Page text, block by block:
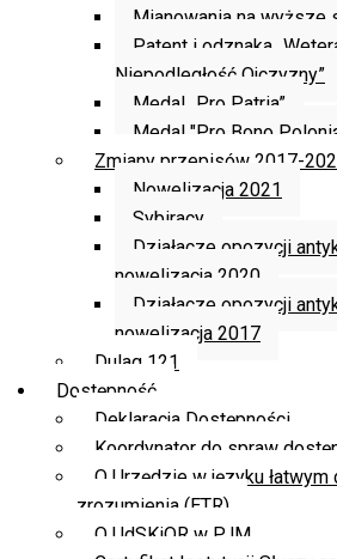
Mianowania na wyższe
Patent i odznaka
Niepodległość Ojczyzny”
Medal „Pro Patria”
Medal "Pro Bono
Zmiany przepisów 2017-
Nowelizacja 2021
Sybiracy
Działacze opozycji
nowelizacja 2020
Działacze opozycji
nowelizacja 2017
Dulag 121
Dostępność
Deklaracja Dostępności
Koordynator do spraw
O Urzędzie w języku
zrozumienia (ETR)
O UdSKiOR w PJM